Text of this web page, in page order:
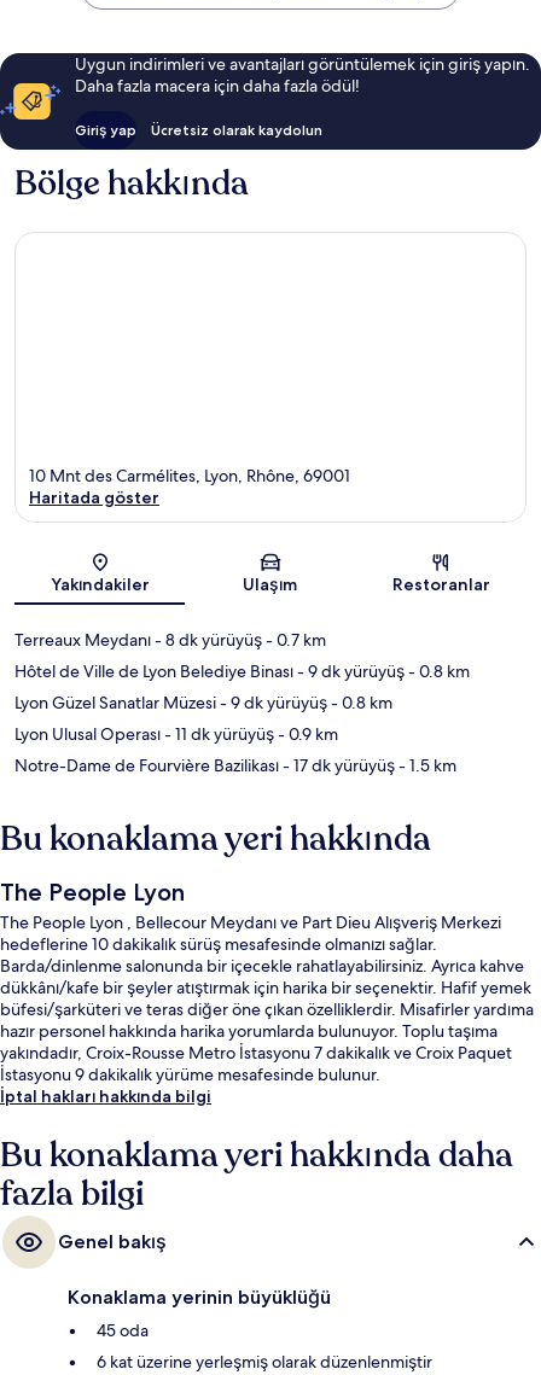
Uygun indirimleri ve avantajları görüntülemek için giriş yapın.
Daha fazla macera için daha fazla ödül!
Giriş yap Ücretsiz olarak kaydolun
Bölge hakkında
Harita
10 Mnt des Carmélites, Lyon, Rhône, 69001
Haritada göster
Yakındakiler Ulaşım Restoranlar
Terreaux Meydanı- 8 dk yürüyüş- 0.7 km
Hôtel de Ville de Lyon Belediye Binası- 9 dk yürüyüş- 0.8 km
Lyon Güzel Sanatlar Müzesi- 9 dk yürüyüş- 0.8 km
Lyon Ulusal Operası- 11 dk yürüyüş- 0.9 km
Notre-Dame de Fourvière Bazilikası- 17 dk yürüyüş- 1.5 km
Bu konaklama yeri hakkında
The People Lyon
The People Lyon , Bellecour Meydanı ve Part Dieu Alışveriş Merkezi
hedeflerine 10 dakikalık sürüş mesafesinde olmanızı sağlar.
Barda/dinlenme salonunda bir içecekle rahatlayabilirsiniz. Ayrıca kahve
dükkânı/kafe bir şeyler atıştırmak için harika bir seçenektir. Hafif yemek
büfesi/şarküteri ve teras diğer öne çıkan özelliklerdir. Misafirler yardıma
hazır personel hakkında harika yorumlarda bulunuyor. Toplu taşıma
yakındadır, Croix-Rousse Metro İstasyonu 7 dakikalık ve Croix Paquet
İstasyonu 9 dakikalık yürüme mesafesinde bulunur.
İptal hakları hakkında bilgi
Bu konaklama yeri hakkında daha
fazla bilgi
Genel bakış
Konaklama yerinin büyüklüğü
45 oda
6 kat üzerine yerleşmiş olarak düzenlenmiştir